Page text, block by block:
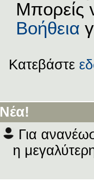
Μπορείς
Βοήθεια
Κατεβάστε
Νέα!
Για
η